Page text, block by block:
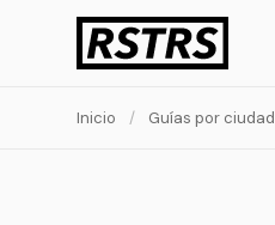
Inicio / Guías por ciudad